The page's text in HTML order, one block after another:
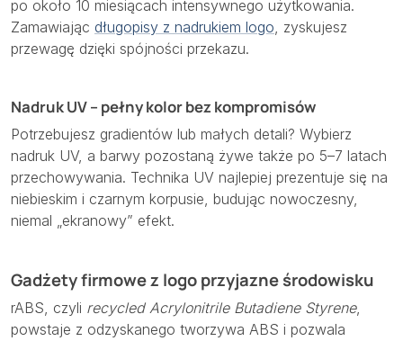
po około 10 miesiącach intensywnego użytkowania.
Zamawiając długopisy z nadrukiem logo , zyskujesz
przewagę dzięki spójności przekazu.
Nadruk UV – pełny kolor bez kompromisów
Potrzebujesz gradientów lub małych detali? Wybierz
nadruk UV, a barwy pozostaną żywe także po 5–7 latach
przechowywania. Technika UV najlepiej prezentuje się na
niebieskim i czarnym korpusie, budując nowoczesny,
niemal „ekranowy” efekt.
Gadżety firmowe z logo przyjazne środowisku
rABS, czyli recycled Acrylonitrile Butadiene Styrene,
powstaje z odzyskanego tworzywa ABS i pozwala